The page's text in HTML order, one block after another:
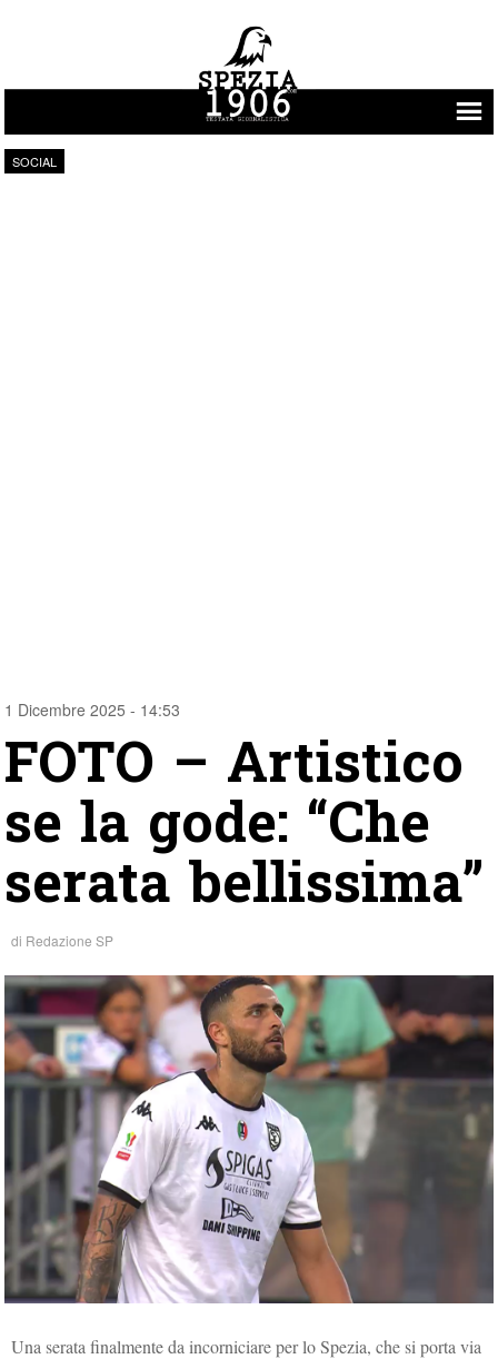
Vai al contenuto
SOCIAL
1 Dicembre 2025 - 14:53
FOTO – Artistico
se la gode: “Che
serata bellissima”
di Redazione SP
Una serata finalmente da incorniciare per lo Spezia, che si porta via